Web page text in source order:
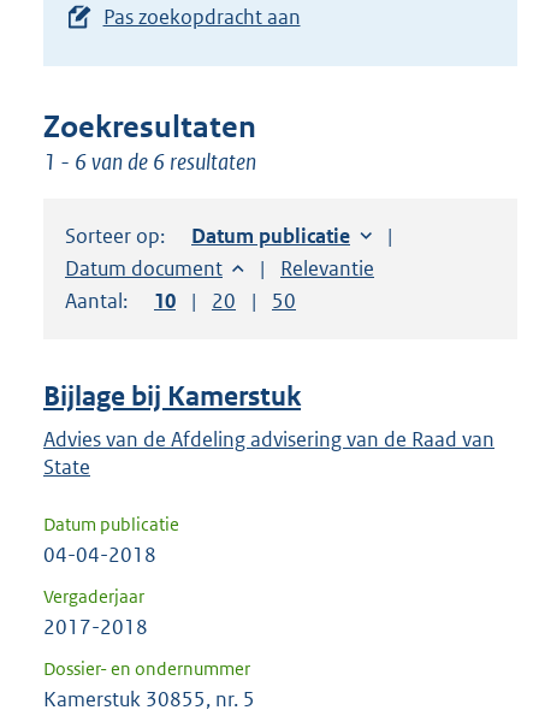
toets
suggesties.
Druk
om
uw
keuze
te
Pas zoekopdracht aan
Zoekresultaten
1 - 6 van de 6 resultaten
Sorteer op: Sorteer op:
Datum publicatie
Sorteer op:
Datum document Sorteer op:
Relevantie
Aantal:
Toon
10 resultaten per pagina
Toon
20 resultaten per pagina
Toon
50
Bijlage bij Kamerstuk
Advies van de Afdeling advisering van de Raad van
State
Datum publicatie
04-04-2018
Vergaderjaar
2017-2018
Dossier- en ondernummer
Kamerstuk 30855, nr. 5